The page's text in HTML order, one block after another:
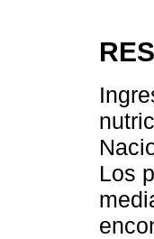
Los